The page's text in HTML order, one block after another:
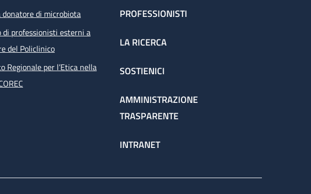
donatore di microbiota
di professionisti esterni a
del Policlinico
Regionale per l’Etica nella
PROFESSIONISTI
LA RICERCA
SOSTIENICI
AMMINISTRAZIONE
TRASPARENTE
INTRANET